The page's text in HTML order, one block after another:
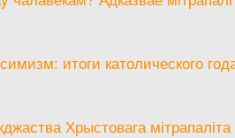
итоги католического
Хрыстовага мітрапаліта